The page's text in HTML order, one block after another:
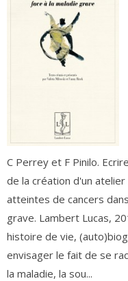
C Perrey et F Pinilo.
de la création d'un
atteintes de cancers
grave. Lambert Lucas,
histoire de vie,
envisager le fait de se
la maladie, la sou...